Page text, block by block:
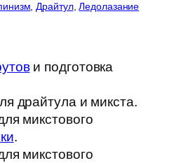
, Драйтул, Ледолазание
и подготовка
драйтула и микста.
микстового
.
микстового